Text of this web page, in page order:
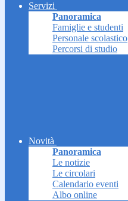
Servizi
Panoramica
Famiglie e studenti
Personale scolastico
Percorsi di studio
Novità
Panoramica
Le notizie
Le circolari
Calendario eventi
Albo online